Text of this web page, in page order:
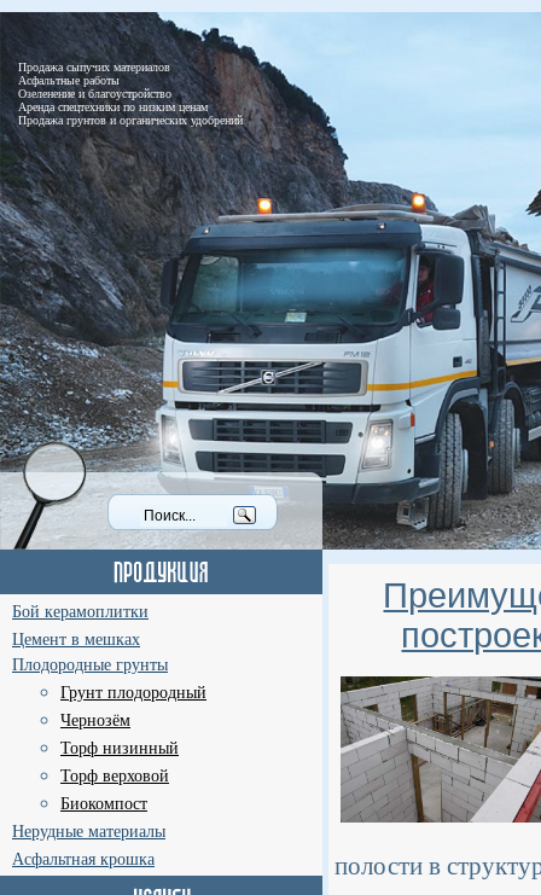
Продажа сыпучих материалов
Асфальтные работы
Озеленение и благоустройство
Аренда спецтехники по низким ценам
Продажа грунтов и органических удобрений
Бой керамоплитки
Цемент в мешках
Плодородные грунты
Грунт плодородный
Чернозём
Торф низинный
Торф верховой
Биокомпост
Нерудные материалы
Асфальтная крошка
полости в